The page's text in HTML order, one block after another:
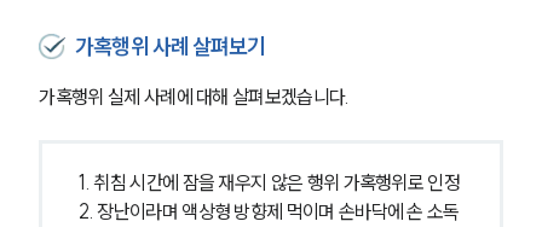
가혹행위 사례 살펴보기
가혹행위 실제 사례에 대해 살펴보겠습니다.
1. 취침 시간에 잠을 재우지 않은 행위 가혹행위로 인정
2. 장난이라며 액상형 방향제 먹이며 손바닥에 손 소독